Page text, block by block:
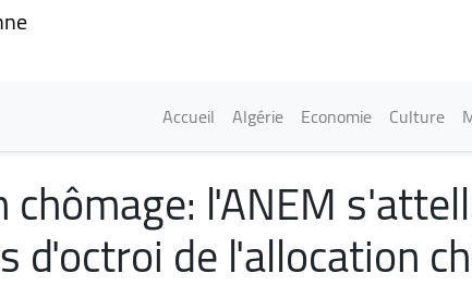
Main navigation
Accueil Algérie Economie Culture
l'ANEM
d'octroi de l'allocation